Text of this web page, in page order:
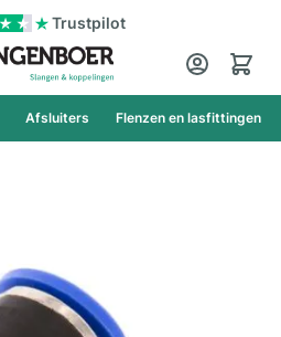
Trustpilot
Cart
Afsluiters Flenzen en lasfittingen